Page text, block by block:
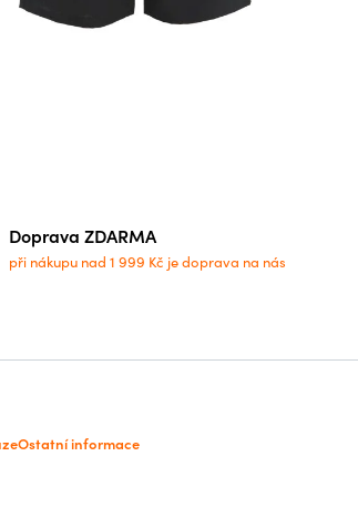
Doprava ZDARMA
při nákupu nad 1 999 Kč je doprava na nás
Ostatní informace